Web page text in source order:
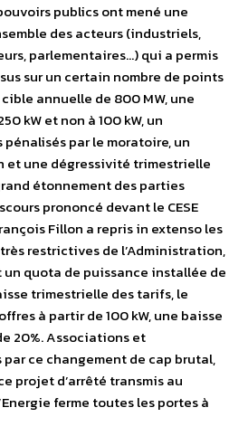
publics ont mené une
des acteurs (industriels,
parlementaires…) qui a permis
sur un certain nombre de points
annuelle de 800 MW, une
kW et non à 100 kW, un
par le moratoire, un
et une dégressivité trimestrielle
étonnement des parties
prononcé devant le CESE
Fillon a repris in extenso les
restrictives de l’Administration,
quota de puissance installée de
trimestrielle des tarifs, le
à partir de 100 kW, une baisse
20%. Associations et
ce changement de cap brutal,
projet d’arrêté transmis au
ferme toutes les portes à